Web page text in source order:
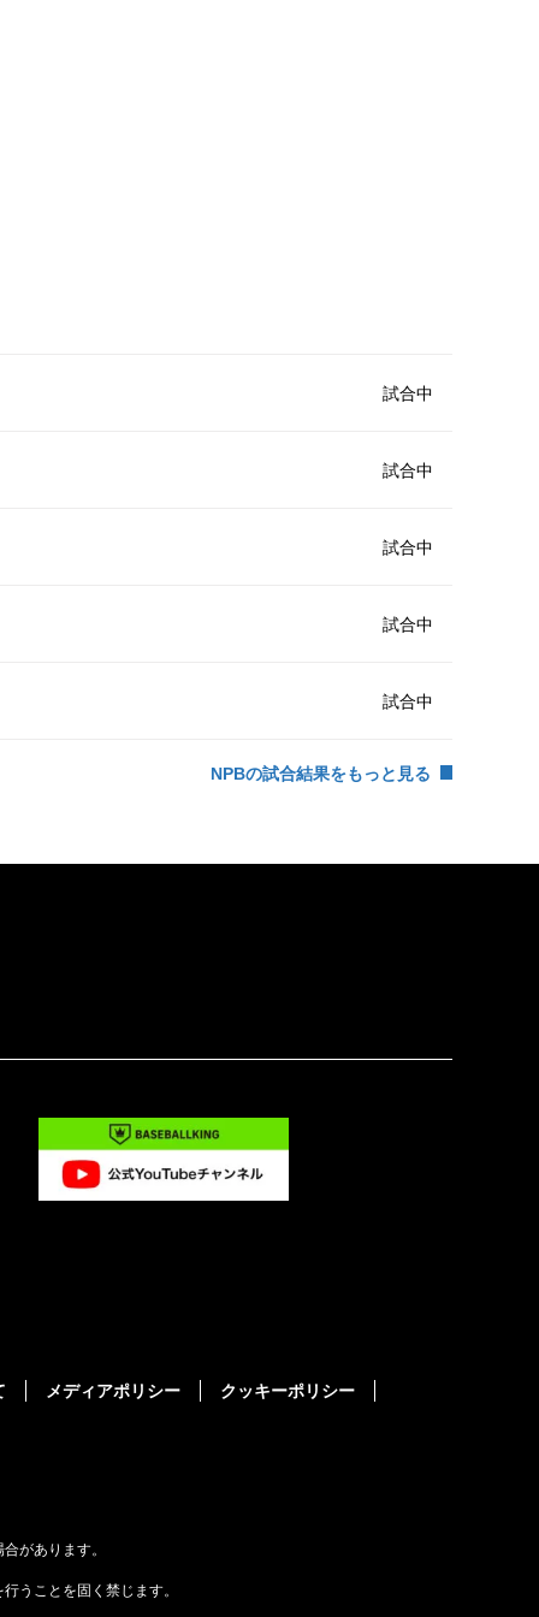
試合中
試合中
試合中
試合中
試合中
NPBの試合結果をもっと見る
メディアポリシー クッキーポリシー
があります。
うことを固く禁じます。